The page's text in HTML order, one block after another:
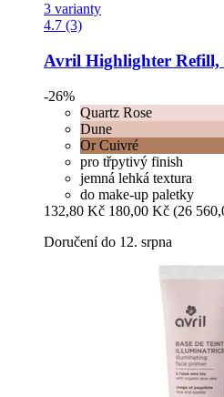
3 varianty
4.7 (3)
Avril Highlighter Refill,
-26%
Quartz Rose
Dune
Or Cuivré
pro třpytivý finish
jemná lehká textura
do make-up paletky
132,80 Kč 180,00 Kč (26
Doručení do 12. srpna